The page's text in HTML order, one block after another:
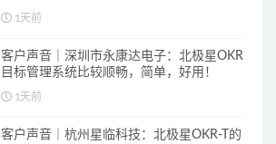
1天前
客户声音｜深圳市永康达电子：北极星OKR
目标管理系统比较顺畅，简单，好用！
1天前
客户声音｜杭州星临科技：北极星OKR-T的